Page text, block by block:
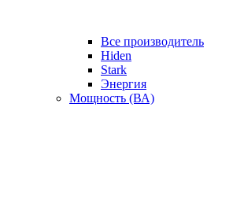
Все производитель
Hiden
Stark
Энергия
Мощность (ВА)